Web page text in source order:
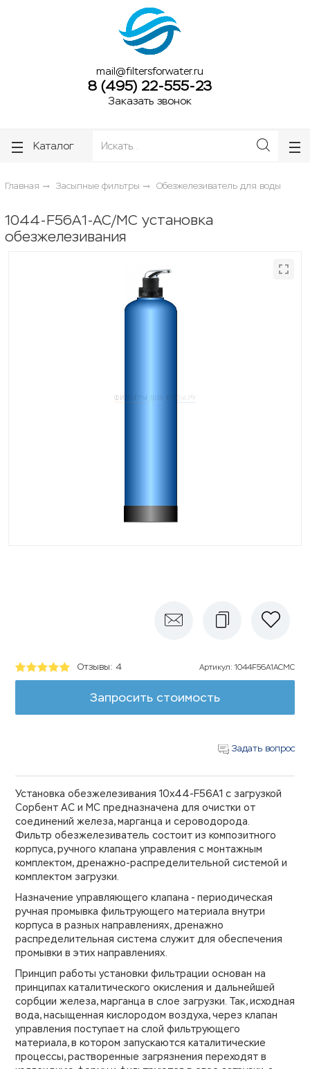
mail@filtersforwater.ru
8 (495) 22-555-23
Заказать звонок
Каталог
Главная Засыпные фильтры Обезжелезиватель для воды
1044-F56A1-AC/MC установка
обезжелезивания
Отзывы: 4 Артикул:1044F56A1ACMC
Запросить стоимость
Задать вопрос
Установка обезжелезивания 10х44-F56A1 с загрузкой
Сорбент АС и МС предназначена для очистки от
соединений железа, марганца и сероводорода.
Фильтр обезжелезиватель состоит из композитного
корпуса, ручного клапана управления с монтажным
комплектом, дренажно-распределительной системой и
комплектом загрузки.
Назначение управляющего клапана - периодическая
ручная промывка фильтрующего материала внутри
корпуса в разных направлениях, дренажно
распределительная система служит для обеспечения
промывки в этих направлениях.
Принцип работы установки фильтрации основан на
принципах каталитического окисления и дальнейшей
сорбции железа, марганца в слое загрузки. Так, исходная
вода, насыщенная кислородом воздуха, через клапан
управления поступает на слой фильтрующего
материала, в котором запускаются каталитические
процессы, растворенные загрязнения переходят в